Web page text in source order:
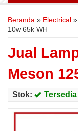
Beranda » Electrical »
10w 65k WH
Jual
Meson
Stok: Tersedia